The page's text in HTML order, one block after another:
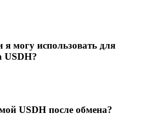
могу использовать для
USDH?
USDH после обмена?